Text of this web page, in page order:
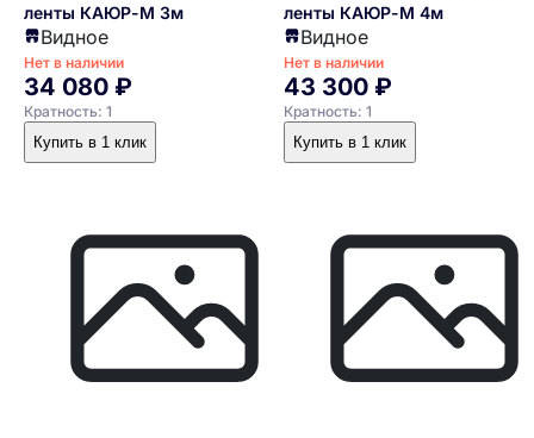
ленты КАЮР-М 3м
Видное
Нет в наличии
34 080 ₽
Кратность: 1
Купить в 1 клик
ленты КАЮР-М 4м
Видное
Нет в наличии
43 300 ₽
Кратность: 1
Купить в 1 клик